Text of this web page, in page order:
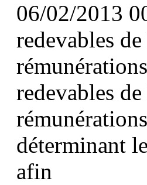
06/02/2013
redevables
redevables
déterminant
afin